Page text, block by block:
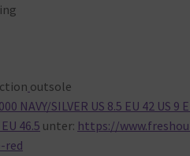
outsole
NAVY/SILVER US 8.5 EU 42 US 9
46.5 unter: https://
red